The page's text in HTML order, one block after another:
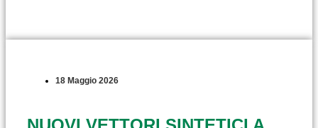
18 Maggio 2026